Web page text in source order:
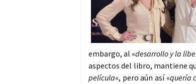
embargo, al «desarrollo y la
aspectos del libro, mantiene
película«, pero aún así «quería